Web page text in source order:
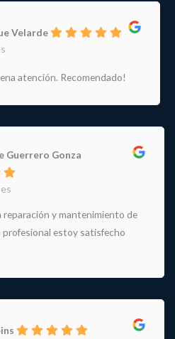
Velarde
atención. Recomendado!
Guerrero Gonza
reparación y mantenimiento de
profesional estoy satisfecho